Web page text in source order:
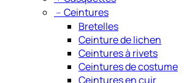
﹣ Ceintures
Bretelles
Ceinture de lichen
Ceintures à rivets
Ceintures de costume
Ceintures en cuir